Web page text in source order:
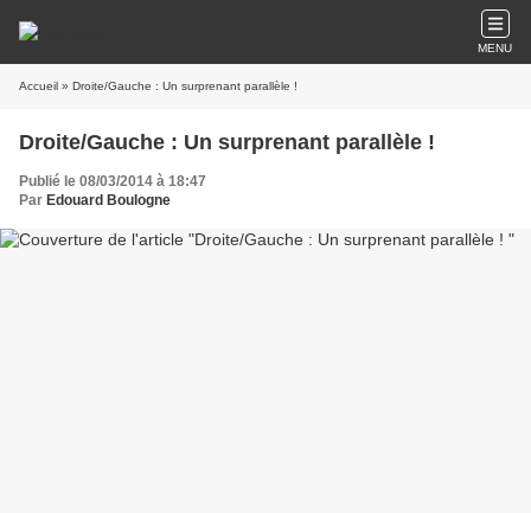
MENU
Accueil » Droite/Gauche : Un surprenant parallèle !
Droite/Gauche : Un surprenant parallèle !
Publié le 08/03/2014 à 18:47
Par Edouard Boulogne